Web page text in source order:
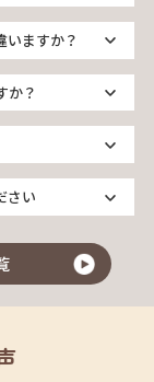
いますか？
か？
さい